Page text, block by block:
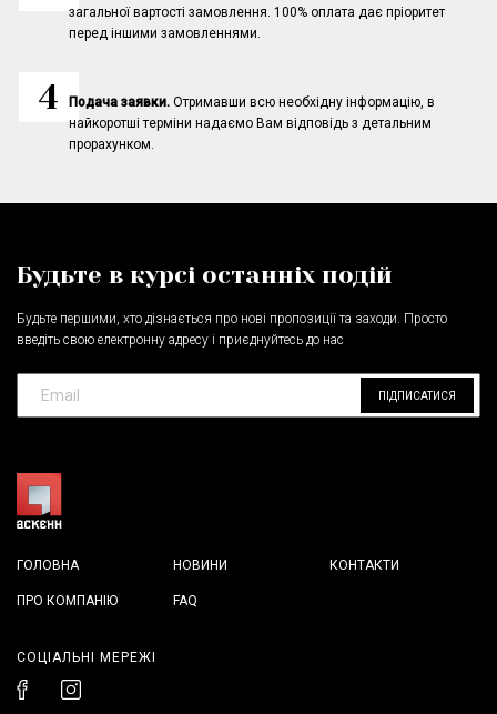
загальної вартості замовлення. 100% оплата дає пріоритет
перед іншими замовленнями.
Подача заявки. Отримавши всю необхідну інформацію, в
найкоротші терміни надаємо Вам відповідь з детальним
прорахунком.
Будьте в курсі останніх подій
Будьте першими, хто дізнається про нові пропозиції та заходи. Просто
введіть свою електронну адресу і приєднуйтесь до нас
ПІДПИСАТИСЯ
ГОЛОВНА
ПРО КОМПАНІЮ
НОВИНИ
FAQ
КОНТАКТИ
СОЦІАЛЬНІ МЕРЕЖІ